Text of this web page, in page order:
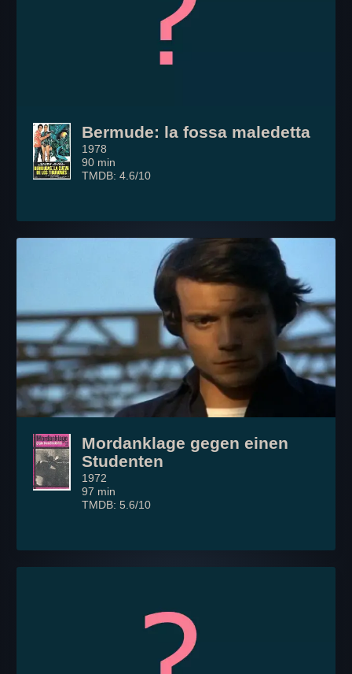
Bermude: la fossa maledetta
1978
90 min
TMDB: 4.6/10
Mordanklage gegen einen
Studenten
1972
97 min
TMDB: 5.6/10